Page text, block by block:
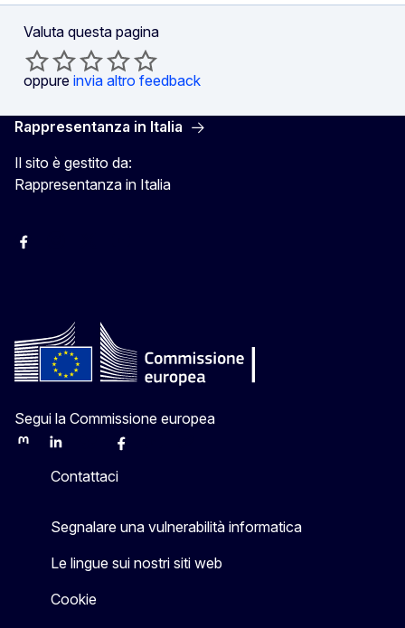
Valuta questa pagina
oppure invia altro feedback
Rappresentanza in Italia
Il sito è gestito da:
Rappresentanza in Italia
Facebook Europa in Italia
Segui la Commissione europea
MastodonLinkedInBlueskyFacebook
Contattaci
Segnalare una vulnerabilità informatica
Le lingue sui nostri siti web
Cookie